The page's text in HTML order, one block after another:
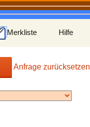
Merkliste Hilfe
Anfrage zurücksetzen